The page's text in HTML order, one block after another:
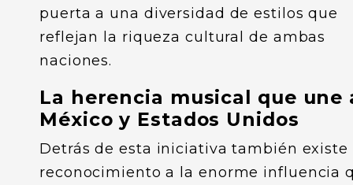
puerta a una diversidad de estilos que
reflejan la riqueza cultural de ambas
naciones.
La herencia musical que une
México y Estados Unidos
Detrás de esta iniciativa también existe
reconocimiento a la enorme influencia